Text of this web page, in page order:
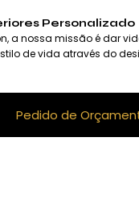
Personalizado
a nossa missão é dar
de vida através do
Pedido de